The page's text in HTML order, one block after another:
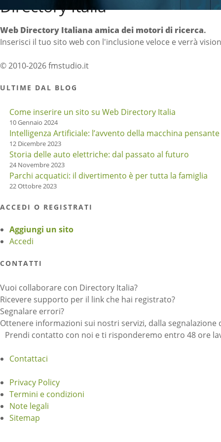
Directory Italia
Web Directory Italiana amica dei motori di ricerca.
Inserisci il tuo sito web con l'inclusione veloce e verrà
© 2010-2026 fmstudio.it
ULTIME DAL BLOG
Come inserire un sito su Web Directory Italia
10 Gennaio 2024
Intelligenza Artificiale: l’avvento della macchina pensante
12 Dicembre 2023
Storia delle auto elettriche: dal passato al futuro
24 Novembre 2023
Parchi acquatici: il divertimento è per tutta la famiglia
22 Ottobre 2023
ACCEDI O REGISTRATI
Aggiungi un sito
Accedi
CONTATTI
Vuoi collaborare con Directory Italia?
Ricevere supporto per il link che hai registrato?
Segnalare errori?
Ottenere informazioni sui nostri servizi, dalla
Prendi contatto con noi e ti risponderemo entro 48 ore
Contattaci
Privacy Policy
Termini e condizioni
Note legali
Sitemap